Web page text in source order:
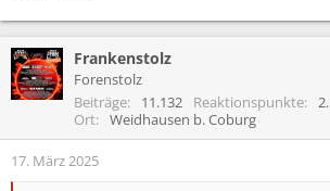
Frankenstolz
Forenstolz
Beiträge
11.132 Reaktionspunkte
Ort
Weidhausen b. Coburg
17. März 2025